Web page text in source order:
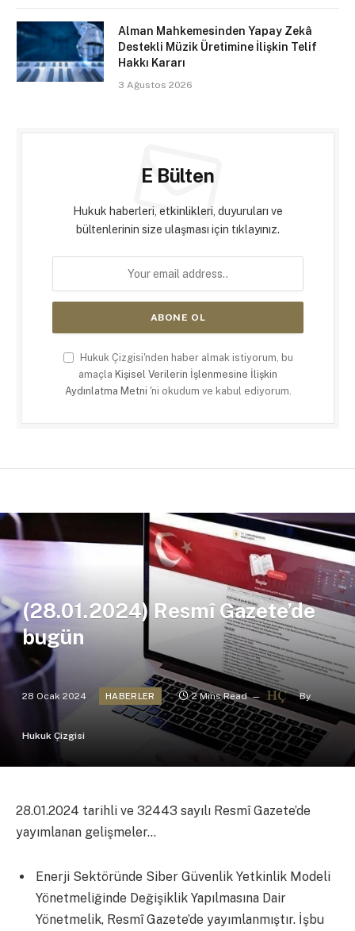
Alman Mahkemesinden Yapay Zekâ
Destekli Müzik Üretimine İlişkin Telif
Hakkı Kararı
3 Ağustos 2026
E Bülten
Hukuk haberleri, etkinlikleri, duyuruları ve
bültenlerinin size ulaşması için tıklayınız.
Hukuk Çizgisi'nden haber almak istiyorum, bu
amaçla Kişisel Verilerin İşlenmesine İlişkin
Aydınlatma Metni 'ni okudum ve kabul ediyorum.
(28.01.2024) Resmî Gazete’de
bugün
28 Ocak 2024 HABERLER 2 Mins Read By
Hukuk Çizgisi
28.01.2024 tarihli ve 32443 sayılı Resmî Gazete’de
yayımlanan gelişmeler…
Enerji Sektöründe Siber Güvenlik Yetkinlik Modeli
Yönetmeliğinde Değişiklik Yapılmasına Dair
Yönetmelik, Resmî Gazete’de yayımlanmıştır. İşbu